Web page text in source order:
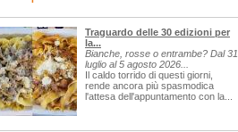
Traguardo delle 30 edizioni per
la...
Bianche, rosse o entrambe? Dal 31
luglio al 5 agosto 2026...
Il caldo torrido di questi giorni,
rende ancora più spasmodica
l'attesa dell'appuntamento con la...